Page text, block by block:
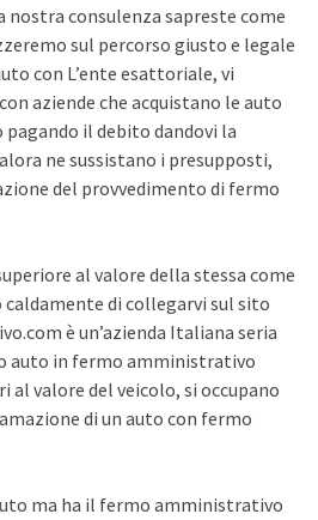
nostra consulenza sapreste come
sul percorso giusto e legale
con L’ente esattoriale, vi
aziende che acquistano le auto
il debito dandovi la
ne sussistano i presupposti,
del provvedimento di fermo
al valore della stessa come
caldamente di collegarvi sul sito
è un’azienda Italiana seria
auto in fermo amministrativo
al valore del veicolo, si occupano
di un auto con fermo
ma ha il fermo amministrativo